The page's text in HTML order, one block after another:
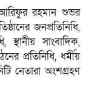
রহমান শুভর
জনপ্রতিনিধি,
স্থানীয় সাংবাদিক,
প্রতিনিধি, ধর্মীয়
নেতারা অংশগ্রহণ